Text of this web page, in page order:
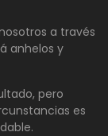
a través
anhelos y
pero
es